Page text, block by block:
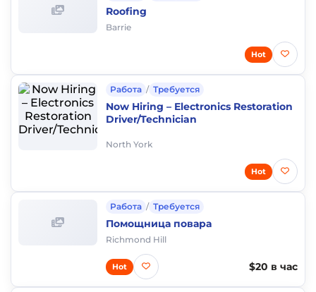
Roofing
Barrie
Hot
Работа / Требуется
Now Hiring – Electronics Restoration
Driver/Technician
North York
Hot
Работа / Требуется
Помощница повара
Richmond Hill
$20 в час
Hot